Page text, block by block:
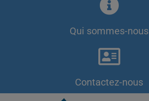
Qui sommes-nous
Contactez-nous